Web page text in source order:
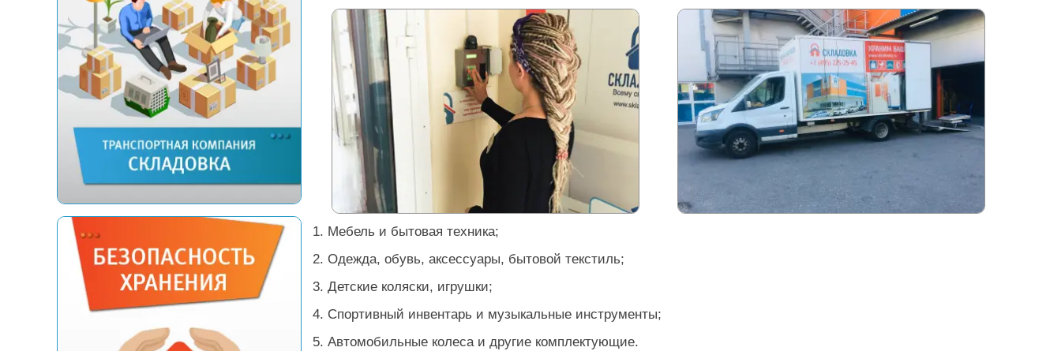
1. Мебель и бытовая техника;
2. Одежда, обувь, аксессуары, бытовой текстиль;
3. Детские коляски, игрушки;
4. Спортивный инвентарь и музыкальные инструменты;
5. Автомобильные колеса и другие комплектующие.